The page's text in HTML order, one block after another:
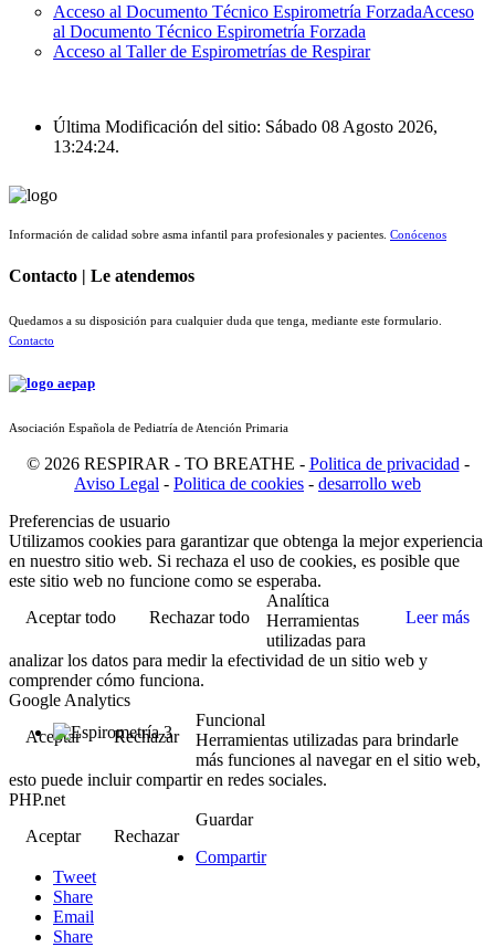
Acceso al Documento Técnico Espirometría ForzadaAcceso
al Documento Técnico Espirometría Forzada
Acceso al Taller de Espirometrías de Respirar
Última Modificación del sitio: Sábado 08 Agosto 2026,
13:24:24.
Información de calidad sobre asma infantil para profesionales y pacientes. Conócenos
Contacto | Le atendemos
Quedamos a su disposición para cualquier duda que tenga, mediante este formulario.
Contacto
Asociación Española de Pediatría de Atención Primaria
© 2026 RESPIRAR - TO BREATHE - Politica de privacidad -
Aviso Legal - Politica de cookies - desarrollo web
Preferencias de usuario
Utilizamos cookies para garantizar que obtenga la mejor experiencia
en nuestro sitio web. Si rechaza el uso de cookies, es posible que
este sitio web no funcione como se esperaba.
Aceptar todo
Rechazar todo Leer más
Analítica
Herramientas
utilizadas para
analizar los datos para medir la efectividad de un sitio web y
comprender cómo funciona.
Google Analytics
Aceptar
Rechazar
Funcional
Herramientas utilizadas para brindarle
más funciones al navegar en el sitio web,
esto puede incluir compartir en redes sociales.
PHP.net
Aceptar
Rechazar
Guardar
Compartir
Tweet
Share
Email
Share